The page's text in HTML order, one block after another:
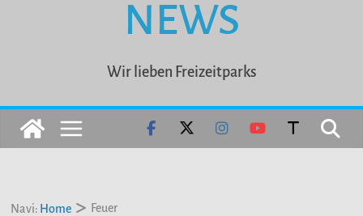
NEWS
Wir lieben Freizeitparks
Navi: Home Feuer